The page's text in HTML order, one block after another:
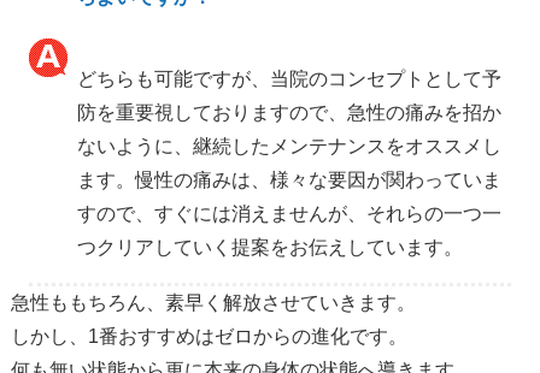
どちらも可能ですが、当院のコンセプトとして予
防を重要視しておりますので、急性の痛みを招か
ないように、継続したメンテナンスをオススメし
ます。慢性の痛みは、様々な要因が関わっていま
すので、すぐには消えませんが、それらの一つ一
つクリアしていく提案をお伝えしています。
急性ももちろん、素早く解放させていきます。
しかし、1番おすすめはゼロからの進化です。